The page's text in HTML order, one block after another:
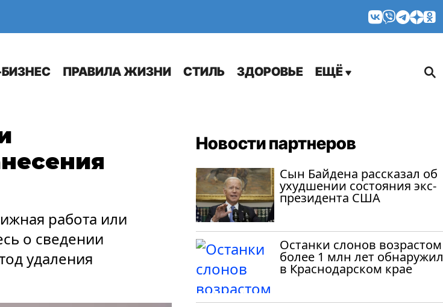
ПРАВИЛА ЖИЗНИ СТИЛЬ ЗДОРОВЬЕ ЕЩЁ
работа или
о сведении
удаления
Новости партнеров
Сын Байдена рассказал об
ухудшении состояния экс-
президента США
Останки слонов возрастом
более 1 млн лет
в Краснодарском крае